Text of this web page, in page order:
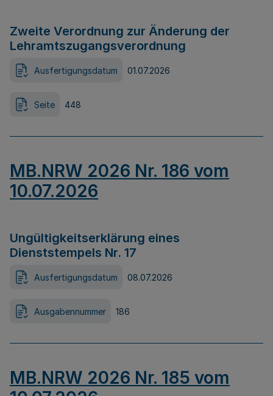
Zweite Verordnung zur Änderung der
Lehramtszugangsverordnung
Ausfertigungsdatum 01.07.2026
Seite 448
MB.NRW 2026 Nr. 186 vom
10.07.2026
Ungültigkeitserklärung eines
Dienststempels Nr. 17
Ausfertigungsdatum 08.07.2026
Ausgabennummer 186
MB.NRW 2026 Nr. 185 vom